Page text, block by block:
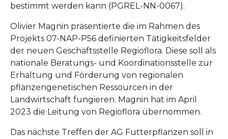
bestimmt werden kann (PGREL-NN-0067).
Olivier Magnin präsentierte die im Rahmen des
Projekts 07-NAP-P56 definierten Tätigkeitsfelder
der neuen Geschäftsstelle Regioflora. Diese soll als
nationale Beratungs- und Koordinationsstelle zur
Erhaltung und Förderung von regionalen
pflanzengenetischen Ressourcen in der
Landwirtschaft fungieren. Magnin hat im April
2023 die Leitung von Regioflora übernommen.
Das nächste Treffen der AG Futterpflanzen soll in